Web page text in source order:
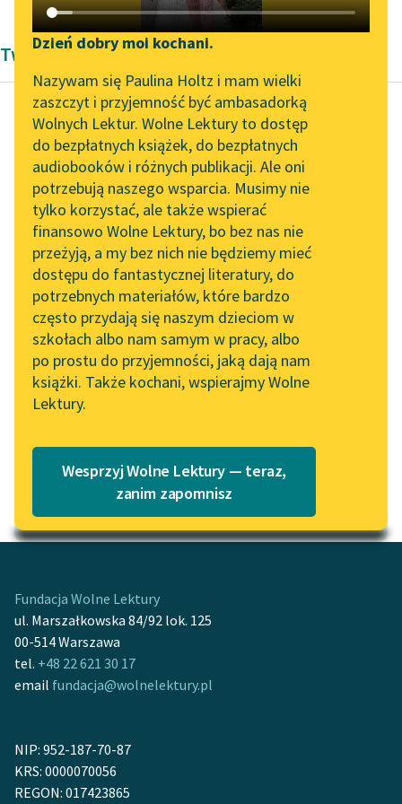
Katalog DAISY
Podkasty o książkach
Zgłoś brak utworu
Aktualności
„Prokurator Alicja Horn”
do słuchania
Byliśmy częścią AI Impact
Lab
Zapraszamy na spotkanie
online z tłumaczkami
literatury skandynawskiej
Spotkanie z Katarzyną
Tunkiel w Oslo
102. lata temu zmarł
Joseph Conrad
Lektury szkolne i klasyka
literatury do słuchania dla
uczennic i uczniów z
E-kolekcja lektur
szkolnych i literatury do
słuchania dla uczennic i
uczniów z
niepełnosprawnościami
skandynawskiej literatury
feministycznej
Narzędzia
Mapa Wolnych Lektur
Leśmianator
Przewodnik dla piszących i
czytających
API
OAI-PMH
Widget Wolnych Lektur
Przypisy
Katalog w formacie PDF
Dzień dobry moi kochani.
Nazywam się Paulina Holtz i mam wielki
zaszczyt i przyjemność być ambasadorką
Wolnych Lektur. Wolne Lektury to dostęp
do bezpłatnych książek, do bezpłatnych
audiobooków i różnych publikacji. Ale oni
potrzebują naszego wsparcia. Musimy nie
tylko korzystać, ale także wspierać
finansowo Wolne Lektury, bo bez nas nie
przeżyją, a my bez nich nie będziemy mieć
dostępu do fantastycznej literatury, do
potrzebnych materiałów, które bardzo
często przydają się naszym dzieciom w
szkołach albo nam samym w pracy, albo
po prostu do przyjemności, jaką dają nam
książki. Także kochani, wspierajmy Wolne
Lektury.
Wesprzyj Wolne Lektury — teraz,
zanim zapomnisz
Twórczość Edgara Allana Poe'go
Edgar Allan Poe
Zagłada domu
Usherów
Nie wiem, jak się to
stało, ale od
pierwszego wejrzenia,
które rzuciłem na ową
budowlę...
Czytaj więcej
Motyw: Smutek
Fundacja Wolne Lektury
ul. Marszałkowska 84/92 lok. 125
00-514 Warszawa
tel. +48 22 621 30 17
email fundacja@wolnelektury.pl
NIP: 952-187-70-87
KRS: 0000070056
REGON: 017423865